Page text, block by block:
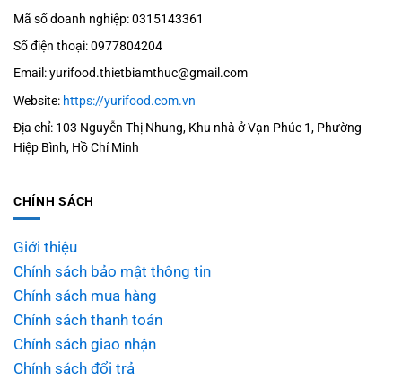
Mã số doanh nghiệp: 0315143361
Số điện thoại: 0977804204
Email: yurifood.thietbiamthuc@gmail.com
Website: https://yurifood.com.vn
Địa chỉ: 103 Nguyễn Thị Nhung, Khu nhà ở Vạn Phúc 1, Phường
Hiệp Bình, Hồ Chí Minh
CHÍNH SÁCH
Giới thiệu
Chính sách bảo mật thông tin
Chính sách mua hàng
Chính sách thanh toán
Chính sách giao nhận
Chính sách đổi trả